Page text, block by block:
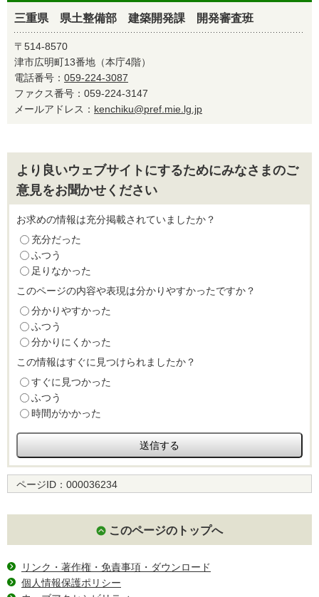
三重県 県土整備部 建築開発課 開発審査班
〒514-8570
津市広明町13番地（本庁4階）
電話番号： 059-224-3087
ファクス番号：059-224-3147
メールアドレス： kenchiku@pref.mie.lg.jp
より良いウェブサイトにするためにみなさまのご
意見をお聞かせください
お求めの情報は充分掲載されていましたか？
充分だった
ふつう
足りなかった
このページの内容や表現は分かりやすかったですか？
分かりやすかった
ふつう
分かりにくかった
この情報はすぐに見つけられましたか？
すぐに見つかった
ふつう
時間がかかった
ページID： 000036234
このページのトップへ
リンク・著作権・免責事項・ダウンロード
個人情報保護ポリシー